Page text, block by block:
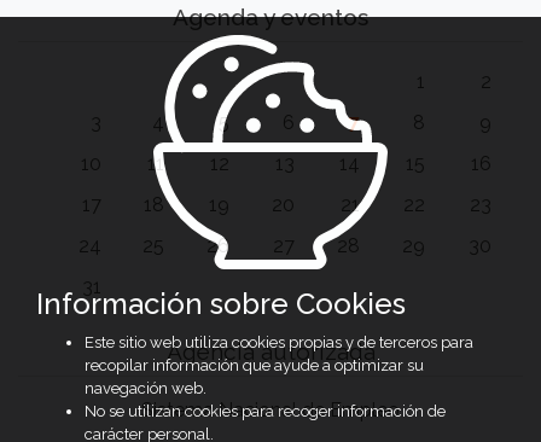
Agenda y eventos
1
2
3
4 5 6 7 8
9
10
11 12 13 14 15
16
17
18 19 20 21 22
23
24
25 26 27 28 29
30
31
Agencia autorizada
Sistema Nacional de Empleo
Información sobre Cookies
Este sitio web utiliza cookies propias y de terceros para
recopilar información que ayude a optimizar su
navegación web.
No se utilizan cookies para recoger información de
carácter personal.